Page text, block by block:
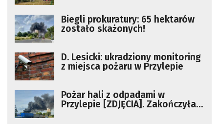
Biegli prokuratury: 65 hektarów
zostało skażonych!
D. Lesicki: ukradziony monitoring
z miejsca pożaru w Przylepie
Pożar hali z odpadami w
Przylepie [ZDJĘCIA]. Zakończyła